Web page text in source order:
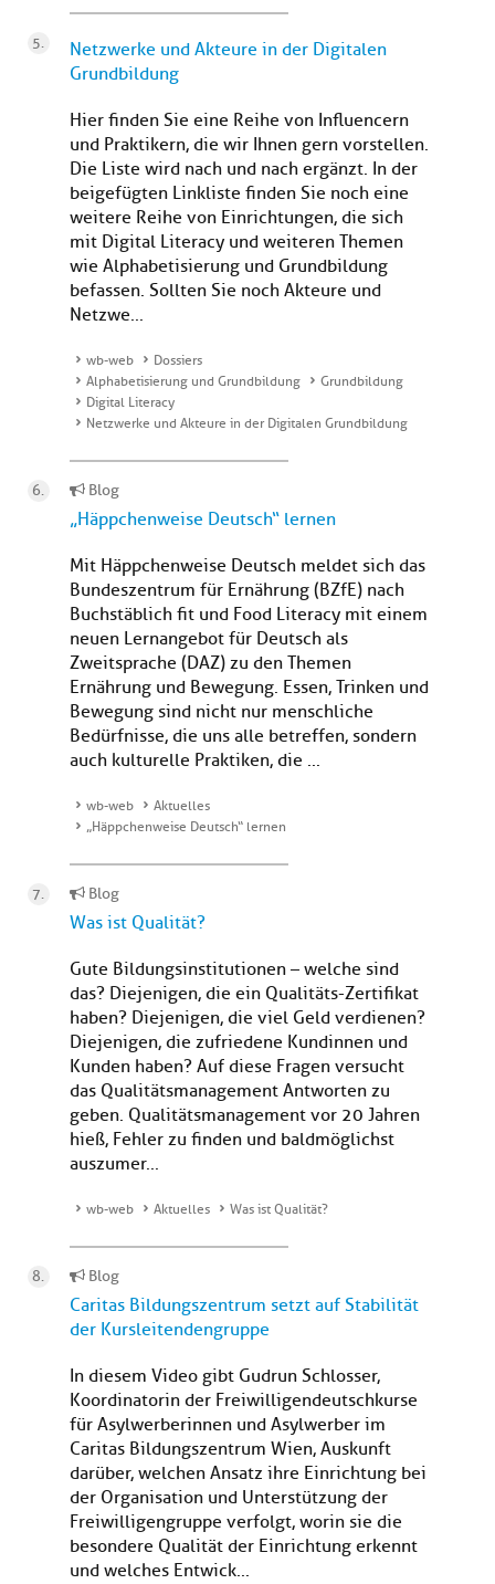
Netzwerke und Akteure in der Digitalen
Grundbildung
Hier finden Sie eine Reihe von Influencern
und Praktikern, die wir Ihnen gern vorstellen.
Die Liste wird nach und nach ergänzt. In der
beigefügten Linkliste finden Sie noch eine
weitere Reihe von Einrichtungen, die sich
mit Digital Literacy und weiteren Themen
wie Alphabetisierung und Grundbildung
befassen. Sollten Sie noch Akteure und
Netzwe...
wb-web
Dossiers
Alphabetisierung und Grundbildung
Grundbildung
Digital Literacy
Netzwerke und Akteure in der Digitalen Grundbildung
Blog
„Häppchenweise Deutsch“ lernen
Mit Häppchenweise Deutsch meldet sich das
Bundeszentrum für Ernährung (BZfE) nach
Buchstäblich fit und Food Literacy mit einem
neuen Lernangebot für Deutsch als
Zweitsprache (DAZ) zu den Themen
Ernährung und Bewegung. Essen, Trinken und
Bewegung sind nicht nur menschliche
Bedürfnisse, die uns alle betreffen, sondern
auch kulturelle Praktiken, die ...
wb-web
Aktuelles
„Häppchenweise Deutsch“ lernen
Blog
Was ist Qualität?
Gute Bildungsinstitutionen – welche sind
das? Diejenigen, die ein Qualitäts-Zertifikat
haben? Diejenigen, die viel Geld verdienen?
Diejenigen, die zufriedene Kundinnen und
Kunden haben? Auf diese Fragen versucht
das Qualitätsmanagement Antworten zu
geben. Qualitätsmanagement vor 20 Jahren
hieß, Fehler zu finden und baldmöglichst
auszumer...
wb-web Aktuelles Was ist Qualität?
Blog
Caritas Bildungszentrum setzt auf Stabilität
der Kursleitendengruppe
In diesem Video gibt Gudrun Schlosser,
Koordinatorin der Freiwilligendeutschkurse
für Asylwerberinnen und Asylwerber im
Caritas Bildungszentrum Wien, Auskunft
darüber, welchen Ansatz ihre Einrichtung bei
der Organisation und Unterstützung der
Freiwilligengruppe verfolgt, worin sie die
besondere Qualität der Einrichtung erkennt
und welches Entwick...